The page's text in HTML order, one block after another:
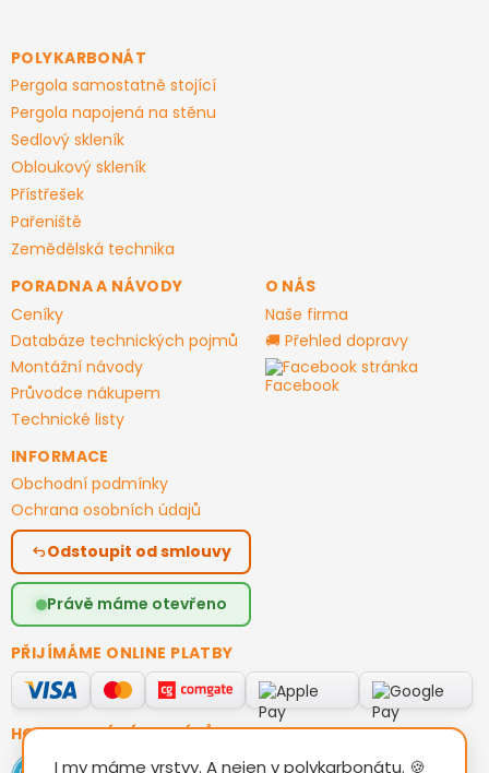
aPOLYKARBONÁT
Pergola samostatně stojící
Pergola napojená na stěnu
Sedlový skleník
Obloukový skleník
Přístřešek
Pařeniště
Zemědělská technika
PORADNA A NÁVODY
Ceníky
Databáze technických pojmů
Montážní návody
Průvodce nákupem
Technické listy
O NÁS
Naše firma
🚚 Přehled dopravy
Facebook stránka
INFORMACE
Obchodní podmínky
Ochrana osobních údajů
Odstoupit od smlouvy
Právě máme otevřeno
PŘIJÍMÁME ONLINE PLATBY
HODNOCENÍ ZÁKAZNÍKŮ
I my máme vrstvy. A nejen v polykarbonátu. 🍪